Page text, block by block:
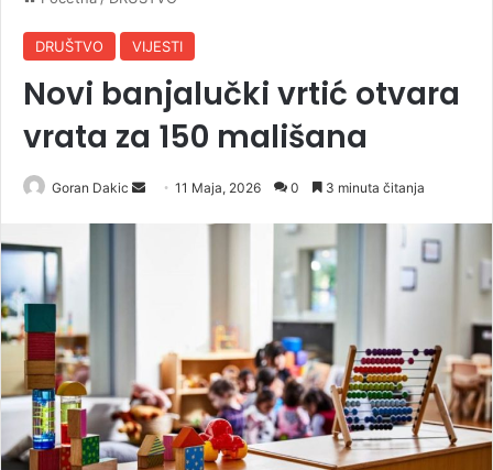
DRUŠTVO VIJESTI
Novi banjalučki vrtić otvara
vrata za 150 mališana
Goran Dakic
a
i
l
11 Maja, 2026 0 3 minuta čitanja